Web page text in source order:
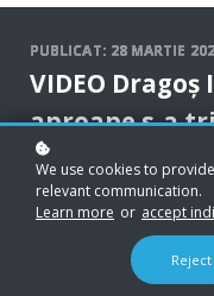
PUBLICAT: 28 MARTIE
VIDEO
aproape s-a
cu nivel
Școala
are costuri
copii, pentru
We use cookies to
relevant communication.
Learn more or accept
Reject